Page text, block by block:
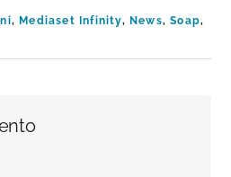
,Mediaset Infinity,News,Soap,